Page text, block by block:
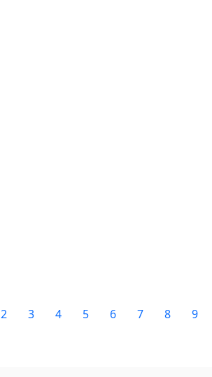
2 3 4 5 6 7 8 9